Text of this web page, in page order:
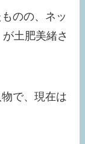
のの、ネッ
土肥美緒さ
で、現在は